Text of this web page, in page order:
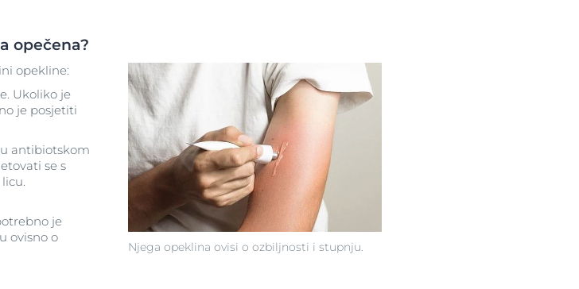
opečena?
Njega opeklina ovisi o ozbiljnosti i stupnju.
opekline:
Ukoliko je
je posjetiti
antibiotskom
se s
je
ovisno o